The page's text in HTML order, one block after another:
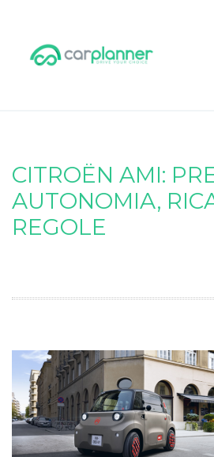
CITROËN AMI:
AUTONOMIA,
REGOLE